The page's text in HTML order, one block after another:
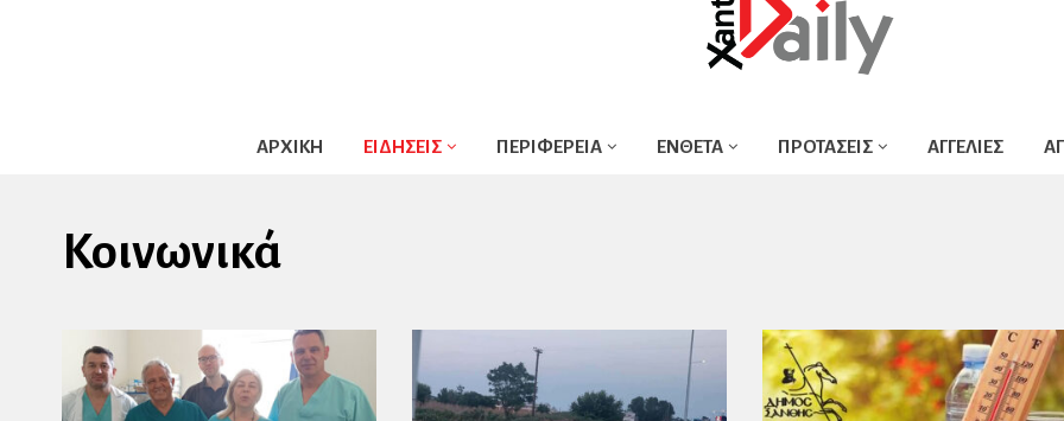
ΑΡΧΙΚΗ ΕΙΔΗΣΕΙΣ ΠΕΡΙΦΕΡΕΙΑ ΕΝΘΕΤΑ ΠΡΟΤΑΣΕΙΣ ΑΓΓΕΛΙΕΣ
Κοινωνικά